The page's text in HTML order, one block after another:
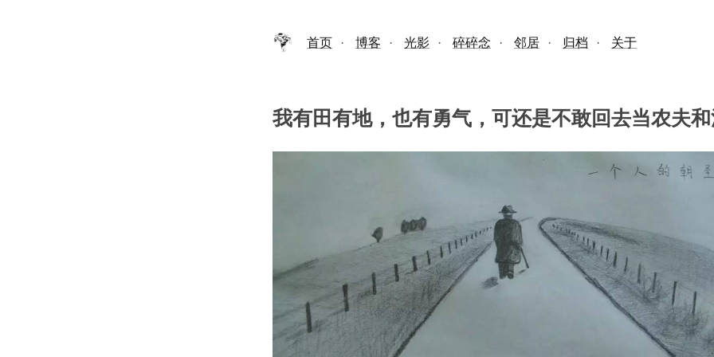
首页 · 博客 · 光影 · 碎碎念 · 邻居 · 归档 · 关于
我有田有地，也有勇气，可还是不敢回去当农夫